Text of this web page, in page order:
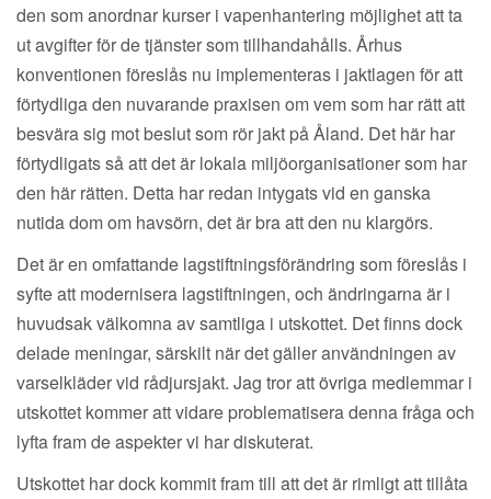
den som anordnar kurser i vapenhantering möjlighet att ta
ut avgifter för de tjänster som tillhandahålls. Århus
konventionen föreslås nu implementeras i jaktlagen för att
förtydliga den nuvarande praxisen om vem som har rätt att
besvära sig mot beslut som rör jakt på Åland. Det här har
förtydligats så att det är lokala miljöorganisationer som har
den här rätten. Detta har redan intygats vid en ganska
nutida dom om havsörn, det är bra att den nu klargörs.
Det är en omfattande lagstiftningsförändring som föreslås i
syfte att modernisera lagstiftningen, och ändringarna är i
huvudsak välkomna av samtliga i utskottet. Det finns dock
delade meningar, särskilt när det gäller användningen av
varselkläder vid rådjursjakt. Jag tror att övriga medlemmar i
utskottet kommer att vidare problematisera denna fråga och
lyfta fram de aspekter vi har diskuterat.
Utskottet har dock kommit fram till att det är rimligt att tillåta